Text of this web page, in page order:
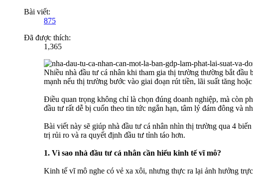
Bài viết:
875
Đã được thích:
1,365
Nhiều nhà đầu tư cá nhân khi tham gia thị trường thường bắt đầu
mạnh nếu thị trường bước vào giai đoạn rút tiền, lãi suất tăng
Điều quan trọng không chỉ là chọn đúng doanh nghiệp, mà còn
đầu tư rất dễ bị cuốn theo tin tức ngắn hạn, tâm lý đám đông và
Bài viết này sẽ giúp nhà đầu tư cá nhân nhìn thị trường qua 4 biến
trị rủi ro và ra quyết định đầu tư tỉnh táo hơn.
1. Vì sao nhà đầu tư cá nhân cần hiểu kinh tế vĩ mô?
Kinh tế vĩ mô nghe có vẻ xa xôi, nhưng thực ra lại ảnh hưởng